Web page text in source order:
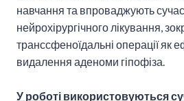
навчання та впроваджують
нейрохірургічного лікування,
транссфеноїдальні операції як
видалення аденоми гіпофіза.
У роботі використовуються